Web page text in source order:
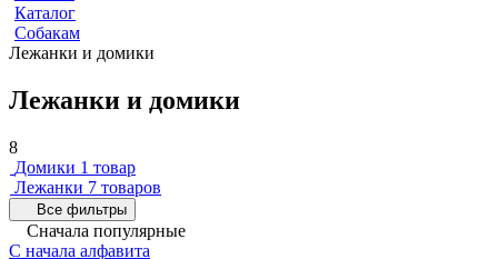
Каталог
Собакам
Лежанки и домики
Лежанки и домики
8
Домики 1 товар
Лежанки 7 товаров
Все фильтры
Сначала популярные
С начала алфавита